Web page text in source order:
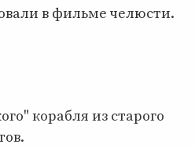
в фильме челюсти.
корабля из старого